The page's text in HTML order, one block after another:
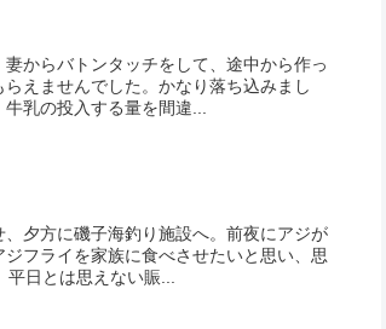
からバトンタッチをして、途中から作っ
えませんでした。かなり落ち込みまし
乳の投入する量を間違...
夕方に磯子海釣り施設へ。前夜にアジが
フライを家族に食べさせたいと思い、思
日とは思えない賑...